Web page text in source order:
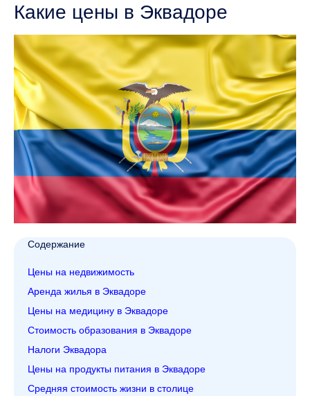
Какие цены в Эквадоре
Содержание
Цены на недвижимость
Аренда жилья в Эквадоре
Цены на медицину в Эквадоре
Стоимость образования в Эквадоре
Налоги Эквадора
Цены на продукты питания в Эквадоре
Средняя стоимость жизни в столице